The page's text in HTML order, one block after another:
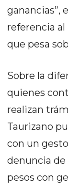
DE
ARRECIFES
ZÁRATE
Y
CAMPANA
DE
ZÁRATE
NOTICIAS
ganancias”,
referencia al
que pesa
Sobre la
quienes
realizan
Taurizano
con un
denuncia
pesos con